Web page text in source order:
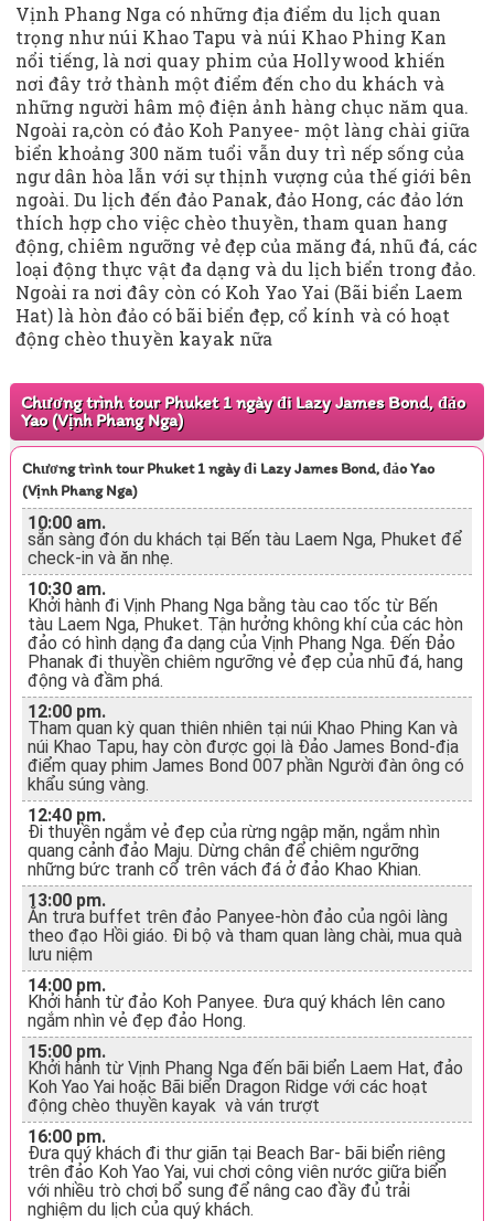
Vịnh Phang Nga có những địa điểm du lịch quan
trọng như núi Khao Tapu và núi Khao Phing Kan
nổi tiếng, là nơi quay phim của Hollywood khiến
nơi đây trở thành một điểm đến cho du khách và
những người hâm mộ điện ảnh hàng chục năm qua.
Ngoài ra,còn có đảo Koh Panyee- một làng chài giữa
biển khoảng 300 năm tuổi vẫn duy trì nếp sống của
ngư dân hòa lẫn với sự thịnh vượng của thế giới bên
ngoài. Du lịch đến đảo Panak, đảo Hong, các đảo lớn
thích hợp cho việc chèo thuyền, tham quan hang
động, chiêm ngưỡng vẻ đẹp của măng đá, nhũ đá, các
loại động thực vật đa dạng và du lịch biển trong đảo.
Ngoài ra nơi đây còn có Koh Yao Yai (Bãi biển Laem
Hat) là hòn đảo có bãi biển đẹp, cổ kính và có hoạt
động chèo thuyền kayak nữa
Chương trình tour Phuket 1 ngày đi Lazy James Bond, đảo
Yao (Vịnh Phang Nga)
Chương trình tour Phuket 1 ngày đi Lazy James Bond, đảo Yao
(Vịnh Phang Nga)
10:00 am.
sẵn sàng đón du khách tại Bến tàu Laem Nga, Phuket để
check-in và ăn nhẹ.
10:30 am.
Khởi hành đi Vịnh Phang Nga bằng tàu cao tốc từ Bến
tàu Laem Nga, Phuket. Tận hưởng không khí của các hòn
đảo có hình dạng đa dạng của Vịnh Phang Nga. Đến Đảo
Phanak đi thuyền chiêm ngưỡng vẻ đẹp của nhũ đá, hang
động và đầm phá.
12:00 pm.
Tham quan kỳ quan thiên nhiên tại núi Khao Phing Kan và
núi Khao Tapu, hay còn được gọi là Đảo James Bond-địa
điểm quay phim James Bond 007 phần Người đàn ông có
khẩu súng vàng.
12:40 pm.
Đi thuyền ngắm vẻ đẹp của rừng ngập mặn, ngắm nhìn
quang cảnh đảo Maju. Dừng chân để chiêm ngưỡng
những bức tranh cổ trên vách đá ở đảo Khao Khian.
13:00 pm.
Ăn trưa buffet trên đảo Panyee-hòn đảo của ngôi làng
theo đạo Hồi giáo. Đi bộ và tham quan làng chài, mua quà
lưu niệm
14:00 pm.
Khởi hành từ đảo Koh Panyee. Đưa quý khách lên cano
ngắm nhìn vẻ đẹp đảo Hong.
15:00 pm.
Khởi hành từ Vịnh Phang Nga đến bãi biển Laem Hat, đảo
Koh Yao Yai hoặc Bãi biển Dragon Ridge với các hoạt
động chèo thuyền kayak và ván trượt
16:00 pm.
Đưa quý khách đi thư giãn tại Beach Bar- bãi biển riêng
trên đảo Koh Yao Yai, vui chơi công viên nước giữa biển
với nhiều trò chơi bổ sung để nâng cao đầy đủ trải
nghiệm du lịch của quý khách.